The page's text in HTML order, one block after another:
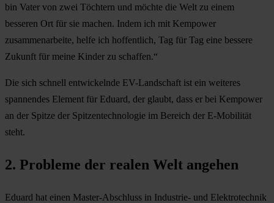
bin Vater von zwei Töchtern und möchte die Welt zu einem
besseren Ort für sie machen. Indem ich mit Kempower
zusammenarbeite, helfe ich hoffentlich, Tag für Tag eine bessere
Zukunft für meine Kinder zu schaffen.“
Die sich schnell entwickelnde EV-Landschaft ist ein weiteres
spannendes Element für Eduard, der glaubt, dass er bei Kempower
an der Spitze der Spitzentechnologie im Bereich der E-Mobilität
steht.
2. Probleme der realen Welt angehen
Eduard hat einen Master-Abschluss in Industrie- und Elektrotechnik